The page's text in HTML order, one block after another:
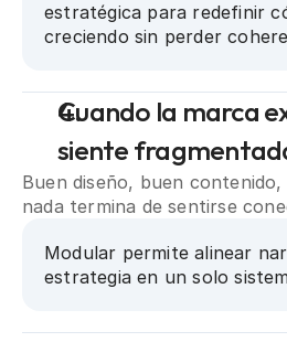
estratégica para redefinir
creciendo sin perder
Cuando la marca
siente
Buen diseño, buen contenido,
nada termina de sentirse
Modular permite alinear
estrategia en un solo